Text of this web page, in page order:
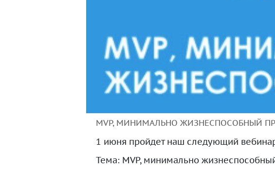
MVP, МИНИМАЛЬНО ЖИЗНЕСПОСОБНЫЙ
1 июня пройдет наш следующий
Тема: MVP, минимально